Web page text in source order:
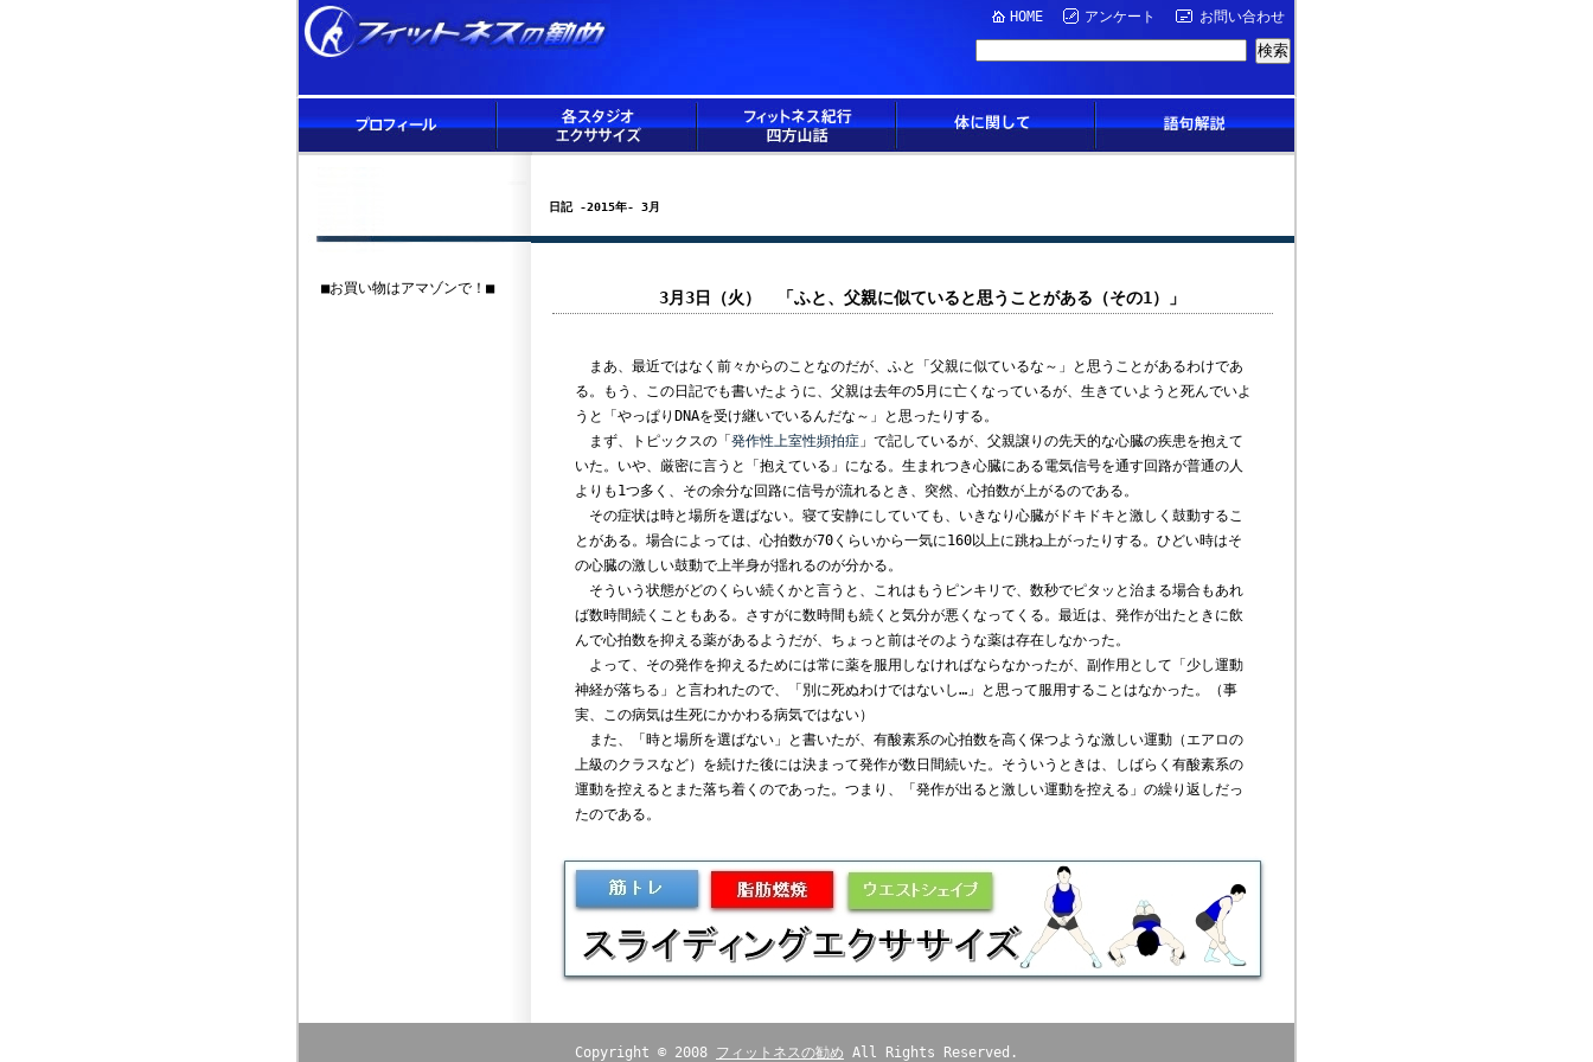
HOME アンケート お問い合わせ
■お買い物はアマゾンで！■
日記 -2015年- 3月
3月3日（火） 「ふと、父親に似ていると思うことがある（その1）」
まあ、最近ではなく前々からのことなのだが、ふと「父親に似ているな～」と思うことがあるわけであ
る。もう、この日記でも書いたように、父親は去年の5月に亡くなっているが、生きていようと死んでいよ
うと「やっぱりDNAを受け継いでいるんだな～」と思ったりする。
まず、トピックスの「 発作性上室性頻拍症」で記しているが、父親譲りの先天的な心臓の疾患を抱えて
いた。いや、厳密に言うと「抱えている」になる。生まれつき心臓にある電気信号を通す回路が普通の人
よりも1つ多く、その余分な回路に信号が流れるとき、突然、心拍数が上がるのである。
その症状は時と場所を選ばない。寝て安静にしていても、いきなり心臓がドキドキと激しく鼓動するこ
とがある。場合によっては、心拍数が70くらいから一気に160以上に跳ね上がったりする。ひどい時はそ
の心臓の激しい鼓動で上半身が揺れるのが分かる。
そういう状態がどのくらい続くかと言うと、これはもうピンキリで、数秒でピタッと治まる場合もあれ
ば数時間続くこともある。さすがに数時間も続くと気分が悪くなってくる。最近は、発作が出たときに飲
んで心拍数を抑える薬があるようだが、ちょっと前はそのような薬は存在しなかった。
よって、その発作を抑えるためには常に薬を服用しなければならなかったが、副作用として「少し運動
神経が落ちる」と言われたので、「別に死ぬわけではないし…」と思って服用することはなかった。（事
実、この病気は生死にかかわる病気ではない）
また、「時と場所を選ばない」と書いたが、有酸素系の心拍数を高く保つような激しい運動（エアロの
上級のクラスなど）を続けた後には決まって発作が数日間続いた。そういうときは、しばらく有酸素系の
運動を控えるとまた落ち着くのであった。つまり、「発作が出ると激しい運動を控える」の繰り返しだっ
たのである。
Copyright © 2008 フィットネスの勧め All Rights Reserved.